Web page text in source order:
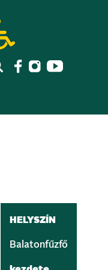
HELYSZÍN
Balatonfűzfő